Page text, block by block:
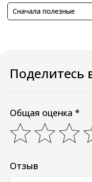
Сначала полезные
Общая оценка *
Отзыв